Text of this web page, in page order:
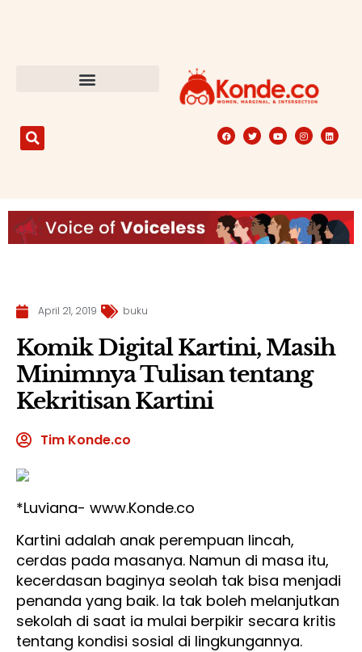
April 21, 2019 buku
Komik Digital Kartini, Masih
Minimnya Tulisan tentang
Kekritisan Kartini
Tim Konde.co
*Luviana- www.Konde.co
Kartini adalah anak perempuan lincah,
cerdas pada masanya. Namun di masa itu,
kecerdasan baginya seolah tak bisa menjadi
penanda yang baik. Ia tak boleh melanjutkan
sekolah di saat ia mulai berpikir secara kritis
tentang kondisi sosial di lingkungannya.